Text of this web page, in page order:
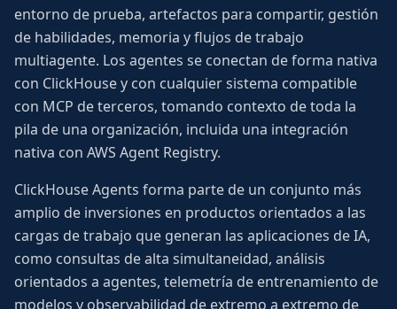
entorno de prueba, artefactos para compartir, gestión
de habilidades, memoria y flujos de trabajo
multiagente. Los agentes se conectan de forma nativa
con ClickHouse y con cualquier sistema compatible
con MCP de terceros, tomando contexto de toda la
pila de una organización, incluida una integración
nativa con AWS Agent Registry.
ClickHouse Agents forma parte de un conjunto más
amplio de inversiones en productos orientados a las
cargas de trabajo que generan las aplicaciones de IA,
como consultas de alta simultaneidad, análisis
orientados a agentes, telemetría de entrenamiento de
modelos y observabilidad de extremo a extremo de